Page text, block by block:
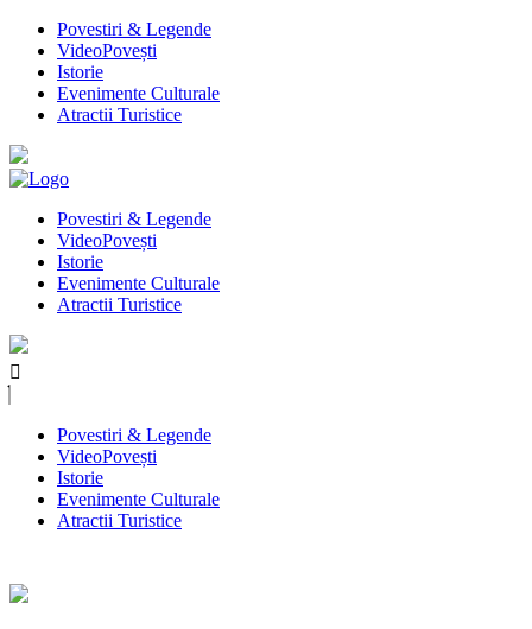
Povestiri & Legende
VideoPovești
Istorie
Evenimente Culturale
Atractii Turistice
Povestiri & Legende
VideoPovești
Istorie
Evenimente Culturale
Atractii Turistice
Povestiri & Legende
VideoPovești
Istorie
Evenimente Culturale
Atractii Turistice